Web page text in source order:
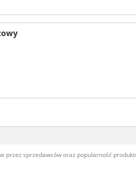
sprzedawców oraz popularność